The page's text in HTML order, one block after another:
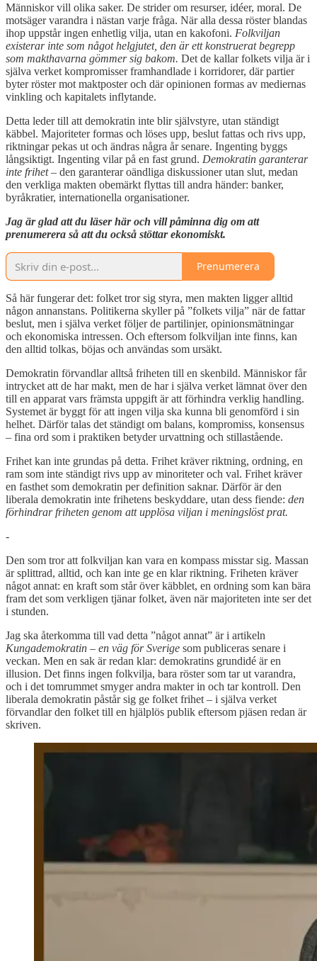
Människor vill olika saker. De strider om resurser, idéer, moral. De
motsäger varandra i nästan varje fråga. När alla dessa röster blandas
ihop uppstår ingen enhetlig vilja, utan en kakofoni. Folkviljan
existerar inte som något helgjutet, den är ett konstruerat begrepp
som makthavarna gömmer sig bakom. Det de kallar folkets vilja är i
själva verket kompromisser framhandlade i korridorer, där partier
byter röster mot maktposter och där opinionen formas av mediernas
vinkling och kapitalets inflytande.
Detta leder till att demokratin inte blir självstyre, utan ständigt
käbbel. Majoriteter formas och löses upp, beslut fattas och rivs upp,
riktningar pekas ut och ändras några år senare. Ingenting byggs
långsiktigt. Ingenting vilar på en fast grund. Demokratin garanterar
inte frihet– den garanterar oändliga diskussioner utan slut, medan
den verkliga makten obemärkt flyttas till andra händer: banker,
byråkratier, internationella organisationer.
Jag är glad att du läser här och vill påminna dig om att
prenumerera så att du också stöttar ekonomiskt.
Prenumerera
Så här fungerar det: folket tror sig styra, men makten ligger alltid
någon annanstans. Politikerna skyller på ”folkets vilja” när de fattar
beslut, men i själva verket följer de partilinjer, opinionsmätningar
och ekonomiska intressen. Och eftersom folkviljan inte finns, kan
den alltid tolkas, böjas och användas som ursäkt.
Demokratin förvandlar alltså friheten till en skenbild. Människor får
intrycket att de har makt, men de har i själva verket lämnat över den
till en apparat vars främsta uppgift är att förhindra verklig handling.
Systemet är byggt för att ingen vilja ska kunna bli genomförd i sin
helhet. Därför talas det ständigt om balans, kompromiss, konsensus
– fina ord som i praktiken betyder urvattning och stillastående.
Frihet kan inte grundas på detta. Frihet kräver riktning, ordning, en
ram som inte ständigt rivs upp av minoriteter och val. Frihet kräver
en fasthet som demokratin per definition saknar. Därför är den
liberala demokratin inte frihetens beskyddare, utan dess fiende: den
förhindrar friheten genom att upplösa viljan i meningslöst prat.
-
Den som tror att folkviljan kan vara en kompass misstar sig. Massan
är splittrad, alltid, och kan inte ge en klar riktning. Friheten kräver
något annat: en kraft som står över käbblet, en ordning som kan bära
fram det som verkligen tjänar folket, även när majoriteten inte ser det
i stunden.
Jag ska återkomma till vad detta ”något annat” är i artikeln
Kungademokratin – en väg för Sverige som publiceras senare i
veckan. Men en sak är redan klar: demokratins grundidé är en
illusion. Det finns ingen folkvilja, bara röster som tar ut varandra,
och i det tomrummet smyger andra makter in och tar kontroll. Den
liberala demokratin påstår sig ge folket frihet – i själva verket
förvandlar den folket till en hjälplös publik eftersom pjäsen redan är
skriven.